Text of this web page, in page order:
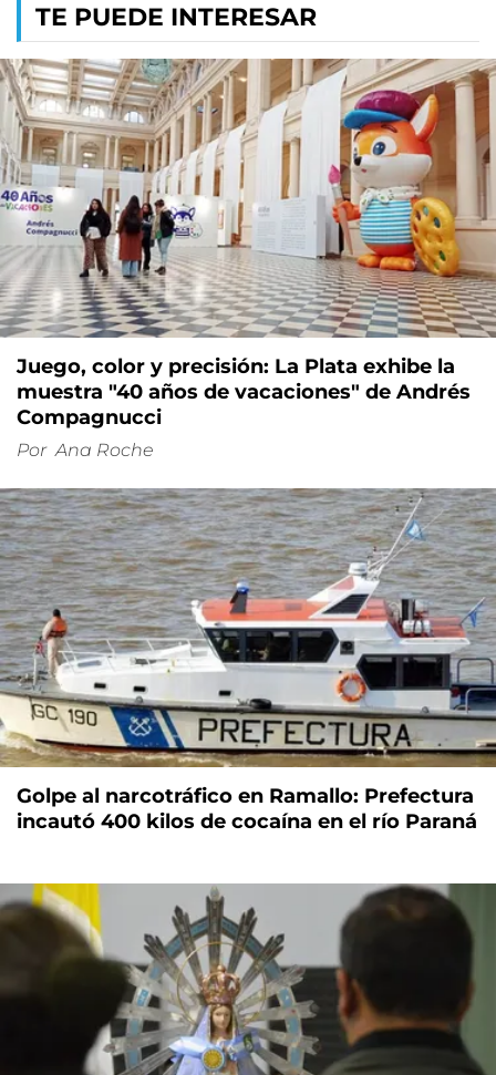
TE PUEDE INTERESAR
Juego, color y precisión: La Plata exhibe la
muestra "40 años de vacaciones" de Andrés
Compagnucci
Por Ana Roche
Golpe al narcotráfico en Ramallo: Prefectura
incautó 400 kilos de cocaína en el río Paraná